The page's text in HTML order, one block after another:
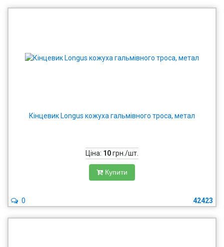
Кінцевик Longus кожуха гальмівного троса, метал
Ціна: 10грн./шт.
Купити
42423
0